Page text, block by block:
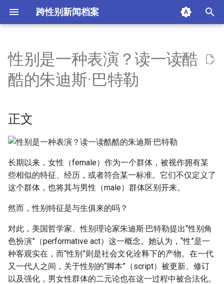
跨性别新闻档案
n
t
a
l
z
n
g
s
e
正文
朱迪斯·巴特勒：性别、性与
附加信息 [Processed Page
Metadata]
性别是一种表演？读一读酷
酷的朱迪斯·巴特勒
正文
长期以来，女性（female）作为一个群体，被视作拥有某
些相似的特征、经历，或者符合某一标准。它们不仅定义了
这个群体，也将其与男性（male）群体区别开来。
然而，性别特征是与生俱来的吗？
对此，美国哲学家、性别理论家朱迪斯·巴特勒提出“性别角
色扮演”（performative act）这一概念。她认为，“性”是一
种客观实在，而“性别”则是社会文化诠释下的产物。在一代
又一代人之间，关于性别的“脚本”（script）被更新、修订
以及强化，男女性群体的二元论也在这一过程中被合法化。